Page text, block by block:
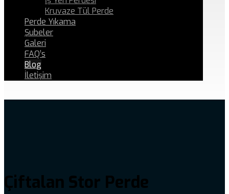
Kruvaze Tül Perde
Perde Yıkama
Şubeler
Galeri
FAQ’s
Blog
İletişim
Çiftalan Stor Perde